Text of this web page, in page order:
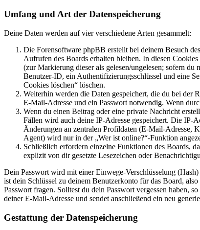
Umfang und Art der Datenspeicherung
Deine Daten werden auf vier verschiedene Arten gesammelt:
Die Forensoftware phpBB erstellt bei deinem Besuch
Aufrufen des Boards erhalten bleiben. In diesen
(zur Markierung dieser als gelesen/ungelesen; sofern
Benutzer-ID, ein Authentifizierungsschlüssel und eine
Cookies löschen“ löschen.
Weiterhin werden die Daten gespeichert, die du bei der
E-Mail-Adresse und ein Passwort notwendig. Wenn
Wenn du einen Beitrag oder eine private Nachricht
Fällen wird auch deine IP-Adresse gespeichert. Die IP-
Änderungen an zentralen Profildaten (E-Mail-Adresse,
Agent) wird nur in der „Wer ist online?“-Funktion
Schließlich erfordern einzelne Funktionen des Boards,
explizit von dir gesetzte Lesezeichen oder
Dein Passwort wird mit einer Einwege-Verschlüsselung
ist dein Schlüssel zu deinem Benutzerkonto für das Board,
Passwort fragen. Solltest du dein Passwort vergessen haben,
deiner E-Mail-Adresse und sendet anschließend ein neu
Gestattung der Datenspeicherung